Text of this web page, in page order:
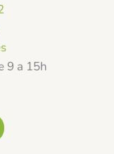
9 a 15h